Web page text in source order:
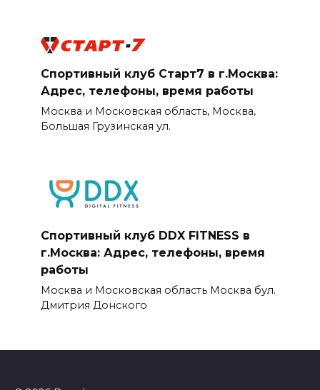
Спортивный клуб Старт7 в г.Москва:
Адрес, телефоны, время работы
Москва и Московская область, Москва,
Большая Грузинская ул.
Спортивный клуб DDX FITNESS в
г.Москва: Адрес, телефоны, время
работы
Москва и Московская область Москва бул.
Дмитрия Донского